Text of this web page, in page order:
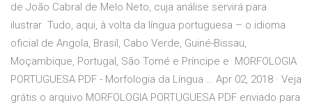
de João Cabral de Melo Neto, cuja análise servirá para
ilustrar Tudo, aqui, à volta da língua portuguesa – o idioma
oficial de Angola, Brasil, Cabo Verde, Guiné-Bissau,
Moçambique, Portugal, São Tomé e Príncipe e MORFOLOGIA
PORTUGUESA PDF - Morfologia da Língua … Apr 02, 2018 · Veja
grátis o arquivo MORFOLOGIA PORTUGUESA PDF enviado para